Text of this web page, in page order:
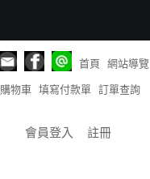
首頁 網站導覽
購物車 填寫付款單 訂單查詢
會員登入 註冊